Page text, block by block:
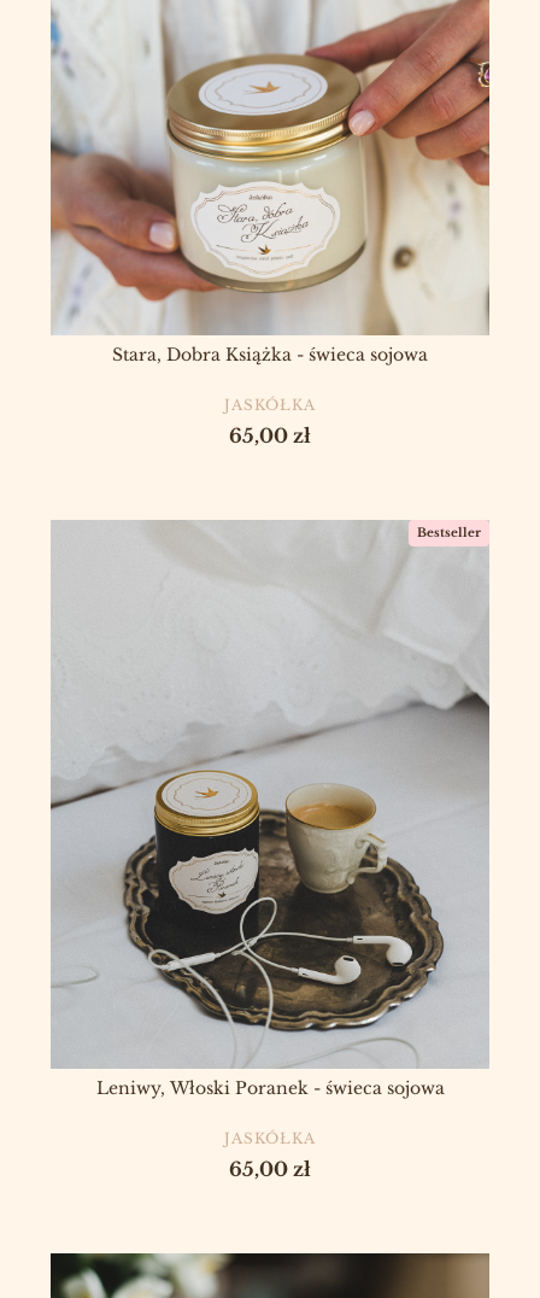
Stara, Dobra Książka - świeca sojowa
PRODUCENT
JASKÓŁKA
Cena
65,00 zł
Bestseller
Leniwy, Włoski Poranek - świeca sojowa
PRODUCENT
JASKÓŁKA
Cena
65,00 zł